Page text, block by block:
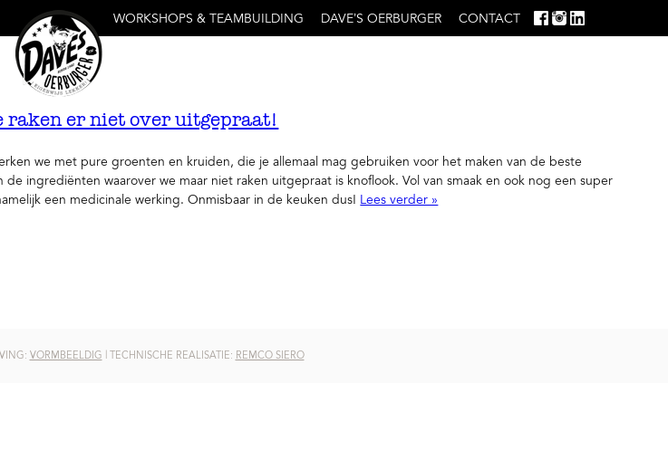
WORKSHOPS & TEAMBUILDING DAVE’S OERBURGER CONTACT
raken er niet over uitgepraat!
we met pure groenten en kruiden, die je allemaal mag gebruiken voor het maken van de beste
de ingrediënten waarover we maar niet raken uitgepraat is knoflook. Vol van smaak en ook nog een super
een medicinale werking. Onmisbaar in de keuken dus! Lees verder »
VORMBEELDIG | TECHNISCHE REALISATIE: REMCO SIERO